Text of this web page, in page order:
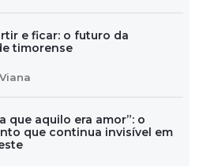
e ficar: o futuro da
timorense
que aquilo era amor”: o
que continua invisível em